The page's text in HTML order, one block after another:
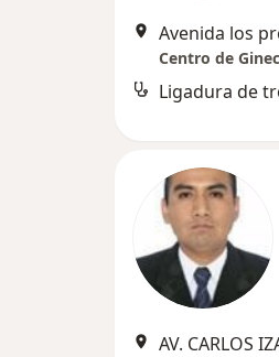
Centro de
Ligadura de
AV. CARLOS